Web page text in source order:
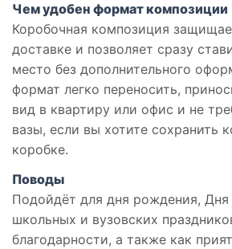
Чем удобен формат композиции
Коробочная композиция
доставке и позволяет сразу
место без дополнительного
формат легко переносить,
вид в квартиру или офис и не
вазы, если вы хотите сохранить
коробке.
Поводы
Подойдёт для дня рождения, Дня
школьных и вузовских
благодарности, а также как